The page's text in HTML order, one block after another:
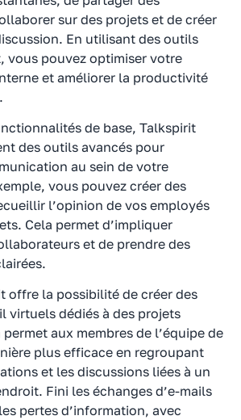
sur des projets et de créer
En utilisant des outils
vous pouvez optimiser votre
et améliorer la productivité
de base, Talkspirit
des outils avancés pour
au sein de votre
vous pouvez créer des
l’opinion de vos employés
Cela permet d’impliquer
et de prendre des
offre la possibilité de créer des
virtuels dédiés à des projets
aux membres de l’équipe de
plus efficace en regroupant
et les discussions liées à un
Fini les échanges d’e-mails
pertes d’information, avec